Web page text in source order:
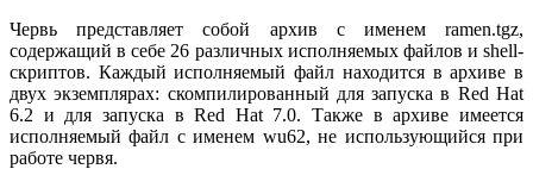
Червь представляет собой архив с именем ramen.tgz,
содержащий в себе 26 различных исполняемых файлов и shell-
скриптов. Каждый исполняемый файл находится в архиве в
двух экземплярах: скомпилированный для запуска в Red Hat
6.2 и для запуска в Red Hat 7.0. Также в архиве имеется
исполняемый файл с именем wu62, не использующийся при
работе червя.